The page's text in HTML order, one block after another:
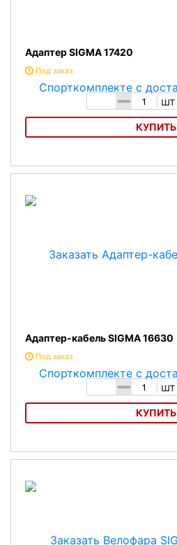
Адаптер SIGMA 17420
Под заказ
- шт
КУПИТЬ
Адаптер SIGMA 17420
Адаптер-кабель SIGMA 16630
Под заказ
- шт
КУПИТЬ
Адаптер-кабель SIGMA 16630